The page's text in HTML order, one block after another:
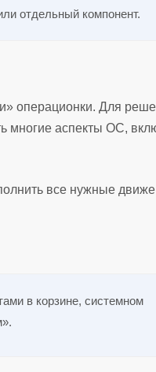
отдельный компонент.
операционки. Для
многие аспекты ОС,
все нужные
в корзине, системном